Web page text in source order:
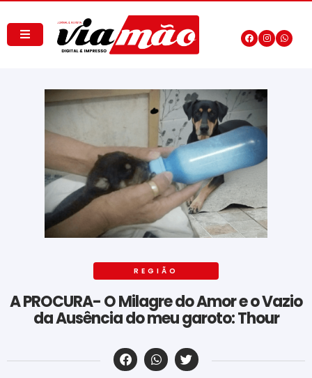
REGIÃO
A PROCURA- O Milagre do Amor e o Vazio
da Ausência do meu garoto: Thour
‎ ‎ ‎ ‎ ‎ ‎ ‎ ‎ ‎ ‎ ‎ ‎ ‎ ‎ ‎ ‎ ‎ ‎ ‎ ‎ ‎ ‎ ‎ ‎ ‎ ‎ ‎ ‎ ‎ ‎ ‎